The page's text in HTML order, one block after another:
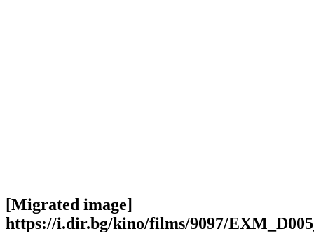
[Migrated image]
https://i.dir.bg/kino/films/9097/